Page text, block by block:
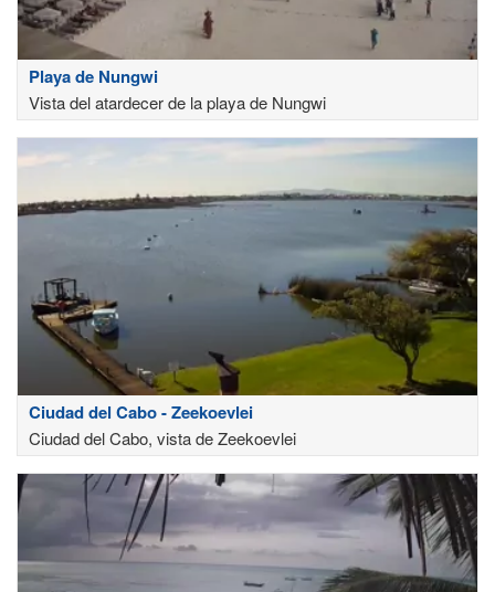
Playa de Nungwi
Vista del atardecer de la playa de Nungwi
Ciudad del Cabo - Zeekoevlei
Ciudad del Cabo, vista de Zeekoevlei